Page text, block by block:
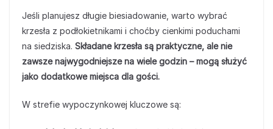
Jeśli planujesz długie biesiadowanie, warto wybrać
krzesła z podłokietnikami i choćby cienkimi poduchami
na siedziska. Składane krzesła są praktyczne, ale nie
zawsze najwygodniejsze na wiele godzin – mogą służyć
jako dodatkowe miejsca dla gości.
W strefie wypoczynkowej kluczowe są: